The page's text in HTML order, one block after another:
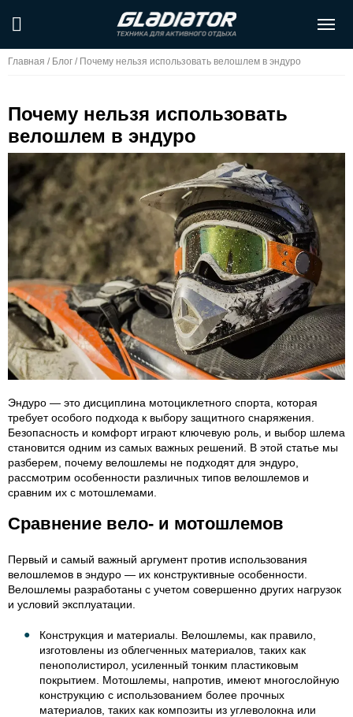
Главная / Блог / Почему нельзя использовать велошлем в эндуро
Почему нельзя использовать
велошлем в эндуро
Эндуро — это дисциплина мотоциклетного спорта, которая
требует особого подхода к выбору защитного снаряжения.
Безопасность и комфорт играют ключевую роль, и выбор шлема
становится одним из самых важных решений. В этой статье мы
разберем, почему велошлемы не подходят для эндуро,
рассмотрим особенности различных типов велошлемов и
сравним их с мотошлемами.
Сравнение вело- и мотошлемов
Первый и самый важный аргумент против использования
велошлемов в эндуро — их конструктивные особенности.
Велошлемы разработаны с учетом совершенно других нагрузок
и условий эксплуатации.
Конструкция и материалы. Велошлемы, как правило,
изготовлены из облегченных материалов, таких как
пенополистирол, усиленный тонким пластиковым
покрытием. Мотошлемы, напротив, имеют многослойную
конструкцию с использованием более прочных
материалов, таких как композиты из углеволокна или